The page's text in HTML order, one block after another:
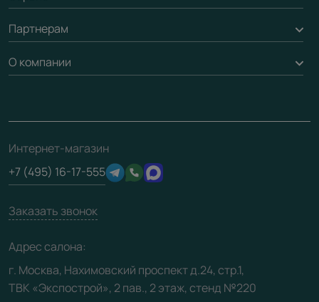
Стеновые панели
Рейки, баффели, стеллажи
Погонаж
Гарантия
Вопрос-ответ
Отзывы клиентов
Техническая информация
Юридическая информация
Вызов замерщика
Доставка
Партнерам
Дизайнерам / архитекторам
3D-модели
О компании
О фабрике
Сертификаты
Производство
Вакансии
Карта сайта
Интернет-магазин
+7 (495) 16-17-555
Заказать звонок
Адрес салона:
г. Москва, Нахимовский проспект д.24, стр.1,
ТВК «Экспострой», 2 пав., 2 этаж, стенд №220